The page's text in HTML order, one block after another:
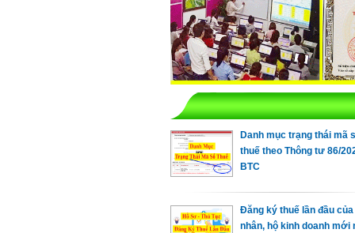
Danh mục trạng thái mã
thuế theo Thông tư 86/
BTC
Đăng ký thuế lần đầu
nhân, hộ kinh doanh mới